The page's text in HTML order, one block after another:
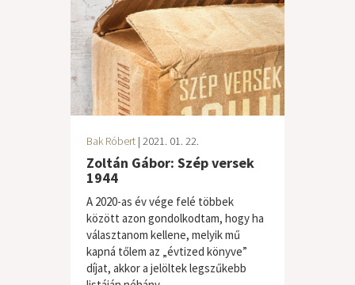
Bak Róbert | 2021. 01. 22.
Zoltán Gábor: Szép versek
1944
A 2020-as év vége felé többek
között azon gondolkodtam, hogy ha
választanom kellene, melyik mű
kapná tőlem az „évtized könyve”
díjat, akkor a jelöltek legszűkebb